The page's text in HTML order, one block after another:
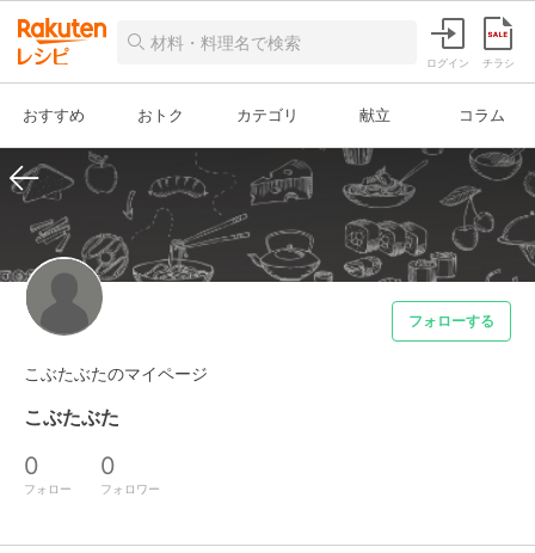
ログイン チラシ
おすすめ おトク カテゴリ 献立 コラム
フォローする
こぶたぶたのマイページ
こぶたぶた
0
フォロー
0
フォロワー